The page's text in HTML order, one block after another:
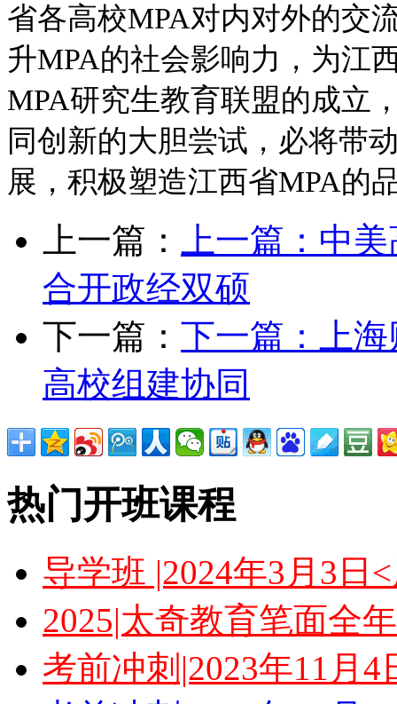
省各高校MPA对内对外的交
升MPA的社会影响力，为江
MPA研究生教育联盟的成立
同创新的大胆尝试，必将带
展，积极塑造江西省MPA的
上一篇： 上一篇： 中
合开政经双硕
下一篇： 下一篇：
上
高校组建协同
热门开班课程
导学班 |2024年3月3日
2025|太奇教育笔面全
考前冲刺|2023年11月